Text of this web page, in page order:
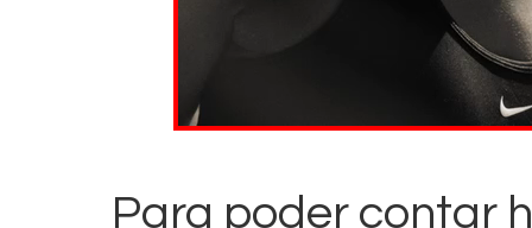
Para poder contar